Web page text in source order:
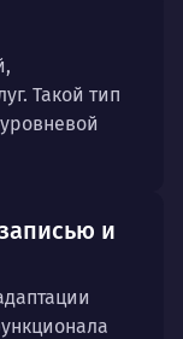
Такой тип
и